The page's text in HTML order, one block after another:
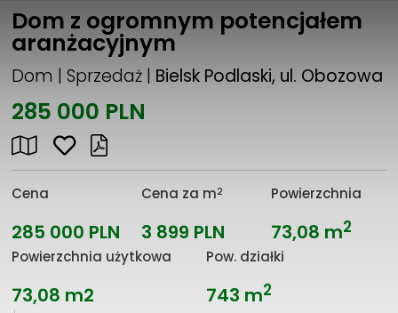
Dom z ogromnym potencjałem
aranżacyjnym
Dom | Sprzedaż | Bielsk Podlaski, ul. Obozowa
285 000 PLN
Cena
285 000 PLN
Cena za m2
3 899 PLN
Powierzchnia
73,08 m2
Powierzchnia użytkowa
73,08 m2
Pow. działki
743 m2